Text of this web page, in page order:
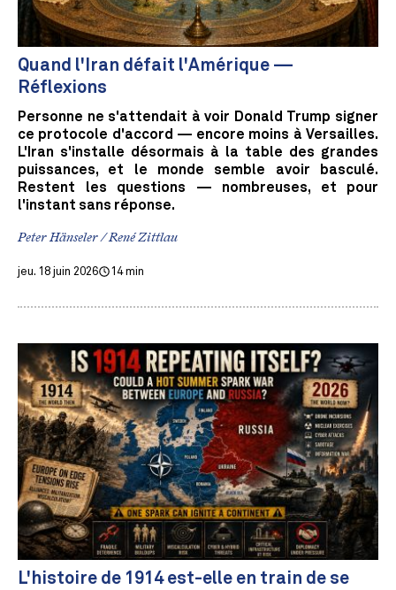
Quand l'Iran défait l'Amérique —
Réflexions
Personne ne s'attendait à voir Donald Trump signer
ce protocole d'accord — encore moins à Versailles.
L'Iran s'installe désormais à la table des grandes
puissances, et le monde semble avoir basculé.
Restent les questions — nombreuses, et pour
l'instant sans réponse.
Peter Hänseler / René Zittlau
jeu. 18 juin 2026 14 min
L'histoire de 1914 est-elle en train de se